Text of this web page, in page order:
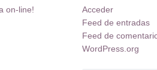
on-line!
Acceder
Feed de entradas
Feed de
WordPress.org